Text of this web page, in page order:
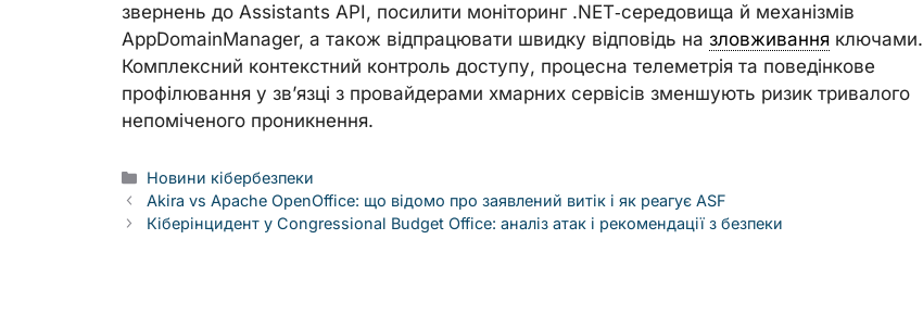
звернень до Assistants API, посилити моніторинг .NET‑середовища й механізмів
AppDomainManager, а також відпрацювати швидку відповідь на зловживання ключами.
Комплексний контекстний контроль доступу, процесна телеметрія та поведінкове
профілювання у зв’язці з провайдерами хмарних сервісів зменшують ризик тривалого
непоміченого проникнення.
Categories
Новини кібербезпеки
Akira vs Apache OpenOffice: що відомо про заявлений витік і як реагує ASF
Кіберінцидент у Congressional Budget Office: аналіз атак і рекомендації з безпеки